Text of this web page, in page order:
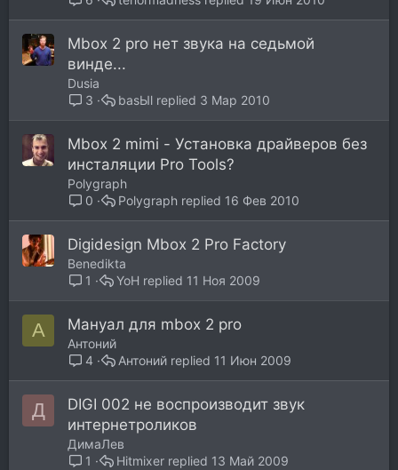
Mbox 2 pro нет звука на седьмой
винде...
Dusia
3
3 Мар 2010
basЫl
Mbox 2 mimi - Установка драйверов без
инсталяции Pro Tools?
Polygraph
0
16 Фев 2010
Polygraph
Digidesign Mbox 2 Pro Factory
Benedikta
1
11 Ноя 2009
YoH
А Мануал для mbox 2 pro
Антоний
4
11 Июн 2009
Антоний
Д
DIGI 002 не воспроизводит звук
интернетроликов
ДимаЛев
1
13 Май 2009
Hitmixer